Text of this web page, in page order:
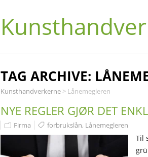
TAG ARCHIVE:
Kunsthandverkerne > Lånemegleren
NYE REGLER GJØR DET
Firma forbrukslån, Lånemegleren
Til